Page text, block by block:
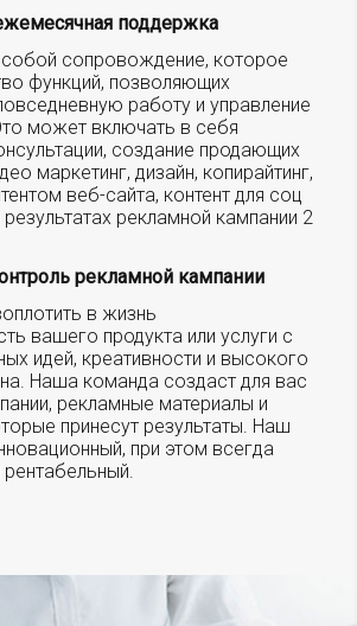
поддержка
собой сопровождение, которое
функций, позволяющих
работу и управление
может включать в себя
создание продающих
маркетинг, дизайн, копирайтинг,
веб-сайта, контент для соц
рекламной кампании 2
рекламной кампании
в жизнь
вашего продукта или услуги с
идей, креативности и высокого
Наша команда создаст для вас
рекламные материалы и
принесут результаты. Наш
при этом всегда
рентабельный.